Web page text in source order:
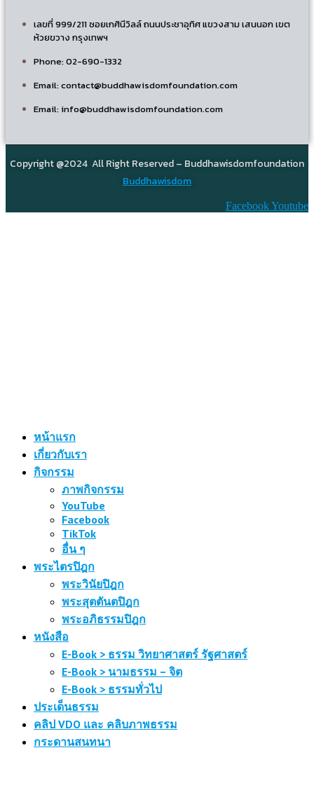
เลขที่ 999/211 ซอยเกศินีวิลล์ ถนนประชาอุทิศ แขวงสาม เสนนอก เขต
ห้วยขวาง กรุงเทพฯ
Phone: 02-690-1332
Email: contact@buddhawisdomfoundation.com
Email: info@buddhawisdomfoundation.com
Copyright @2024 All Right Reserved – Buddhawisdomfoundation
Buddhawisdom
FacebookYoutube
หน้าแรก
เกี่ยวกับเรา
กิจกรรม
ภาพกิจกรรม
YouTube
Facebook
TikTok
อื่น ๆ
พระไตรปิฎก
พระวินัยปิฎก
พระสุตตันตปิฎก
พระอภิธรรมปิฎก
หนังสือ
E-Book > ธรรม วิทยาศาสตร์ รัฐศาสตร์
E-Book > นามธรรม – จิต
E-Book > ธรรมทั่วไป
ประเด็นธรรม
คลิป VDO และ คลิบภาพธรรม
กระดานสนทนา